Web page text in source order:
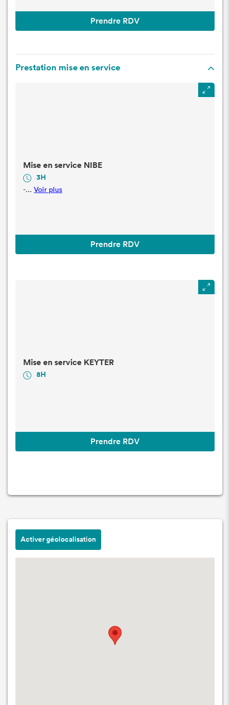
Prendre RDV
Prestation mise en service
Mise en service NIBE
3H
-... Voir plus
Prendre RDV
Mise en service KEYTER
8H
Prendre RDV
Activer géolocalisation